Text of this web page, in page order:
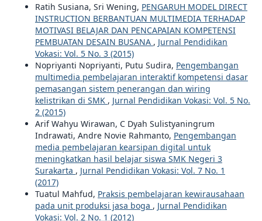
Ratih Susiana, Sri Wening, PENGARUH MODEL DIRECT
INSTRUCTION BERBANTUAN MULTIMEDIA TERHADAP
MOTIVASI BELAJAR DAN PENCAPAIAN KOMPETENSI
PEMBUATAN DESAIN BUSANA , Jurnal Pendidikan
Vokasi: Vol. 5 No. 3 (2015)
Nopriyanti Nopriyanti, Putu Sudira, Pengembangan
multimedia pembelajaran interaktif kompetensi dasar
pemasangan sistem penerangan dan wiring
kelistrikan di SMK , Jurnal Pendidikan Vokasi: Vol. 5 No.
2 (2015)
Arif Wahyu Wirawan, C Dyah Sulistyaningrum
Indrawati, Andre Novie Rahmanto, Pengembangan
media pembelajaran kearsipan digital untuk
meningkatkan hasil belajar siswa SMK Negeri 3
Surakarta , Jurnal Pendidikan Vokasi: Vol. 7 No. 1
(2017)
Tuatul Mahfud, Praksis pembelajaran kewirausahaan
pada unit produksi jasa boga , Jurnal Pendidikan
Vokasi: Vol. 2 No. 1 (2012)